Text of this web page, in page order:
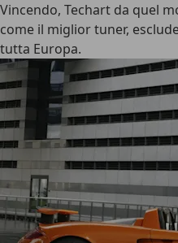
Vincendo, Techart da quel
come il miglior tuner,
tutta Europa.